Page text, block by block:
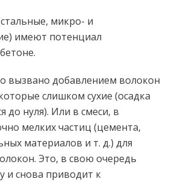
микро- и
имеют потенциал
вызвано добавлением волокон
слишком сухие (осадка
до нуля). Или в смеси, в
мелких частиц (цемента,
материалов и т. д.) для
Это, в свою очередь
и снова приводит к